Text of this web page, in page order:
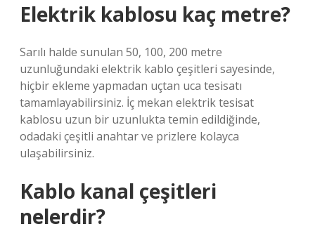
Elektrik kablosu kaç metre?
Sarılı halde sunulan 50, 100, 200 metre
uzunluğundaki elektrik kablo çeşitleri sayesinde,
hiçbir ekleme yapmadan uçtan uca tesisatı
tamamlayabilirsiniz. İç mekan elektrik tesisat
kablosu uzun bir uzunlukta temin edildiğinde,
odadaki çeşitli anahtar ve prizlere kolayca
ulaşabilirsiniz.
Kablo kanal çeşitleri
nelerdir?